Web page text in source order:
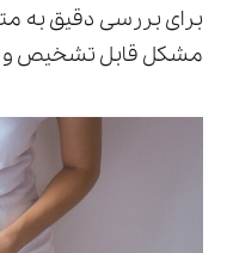
برای بررسی دقیق به
مشکل قابل تشخیص و